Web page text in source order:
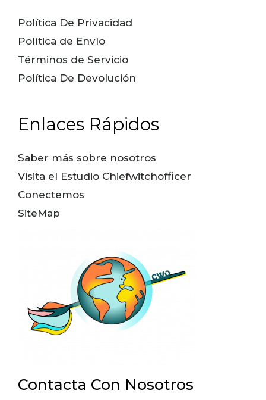
Política De Privacidad
Política de Envío
Términos de Servicio
Política De Devolución
Enlaces Rápidos
Saber más sobre nosotros
Visita el Estudio Chiefwitchofficer
Conectemos
SiteMap
Contacta Con Nosotros